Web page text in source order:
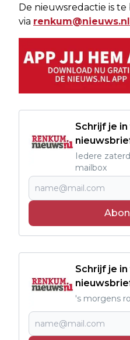
De nieuwsredactie is te
via renkum@nieuws.nl
Schrijf je
Iedere
mailbox
Schrijf je
's morgens